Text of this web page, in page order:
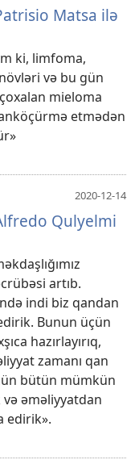
Matsa ilə
ki, limfoma,
və bu gün
mieloma
etmədən
2020-12-14
Qulyelmi
artıb.
indi biz qandan
Bunun üçün
hazırlayırıq,
zamanı qan
bütün mümkün
əməliyyatdan
edirik».